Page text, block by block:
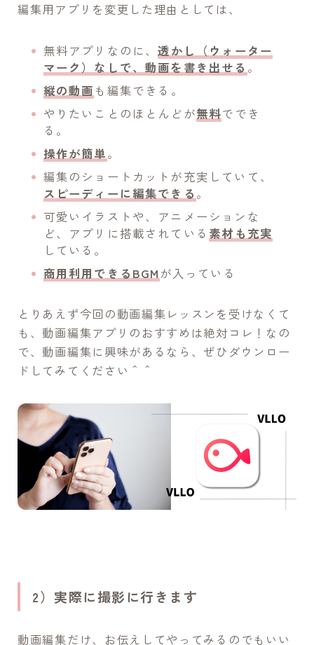
編集用アプリを変更した理由としては、
無料アプリなのに、透かし（ウォーター
マーク）なしで、動画を書き出せる 。
縦の動画も編集できる。
やりたいことのほとんどが無料ででき
る。
操作が簡単。
編集のショートカットが充実していて、
スピーディーに編集できる 。
可愛いイラストや、アニメーションな
ど、アプリに搭載されている 素材も充実
している。
商用利用できるBGMが入っている
とりあえず今回の動画編集レッスンを受けなくて
も、動画編集アプリのおすすめは絶対コレ！なの
で、動画編集に興味があるなら、ぜひダウンロー
ドしてみてください＾＾
2）実際に撮影に行きます
動画編集だけ、お伝えしてやってみるのでもいい